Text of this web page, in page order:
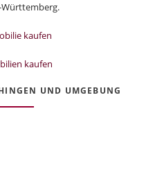
Württemberg.
kaufen
kaufen
UND UMGEBUNG